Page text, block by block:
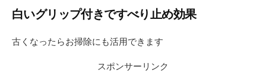
白いグリップ付きですべり止め効果
古くなったらお掃除にも活用できます
スポンサーリンク